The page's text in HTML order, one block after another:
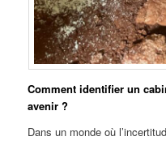
Comment identifier un
avenir ?
Dans un monde où